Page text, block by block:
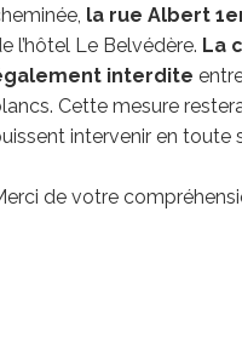
la rue Albert
l’hôtel Le Belvédère. La
interdite
Cette mesure
intervenir en toute
de votre